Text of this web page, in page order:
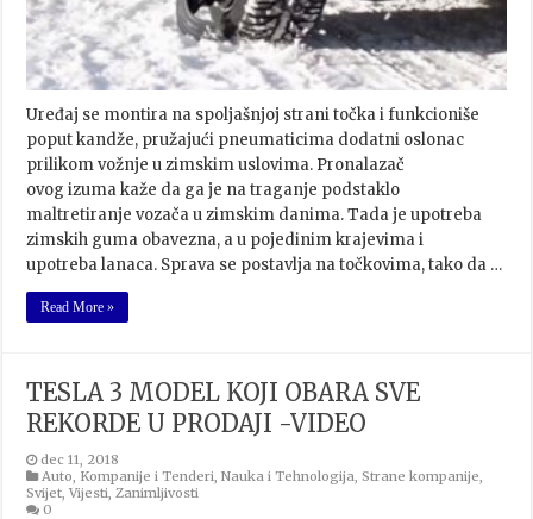
Uređaj se montira na spoljašnjoj strani točka i funkcioniše
poput kandže, pružajući pneumaticima dodatni oslonac
prilikom vožnje u zimskim uslovima. Pronalazač
ovog izuma kaže da ga je na traganje podstaklo
maltretiranje vozača u zimskim danima. Tada je upotreba
zimskih guma obavezna, a u pojedinim krajevima i
upotreba lanaca. Sprava se postavlja na točkovima, tako da …
Read More »
TESLA 3 MODEL KOJI OBARA SVE
REKORDE U PRODAJI -VIDEO
dec 11, 2018
Auto Kompanije i Tenderi ,Nauka i Tehnologija ,Strane kompanije
Svijet ,Vijesti Zanimljivosti
0